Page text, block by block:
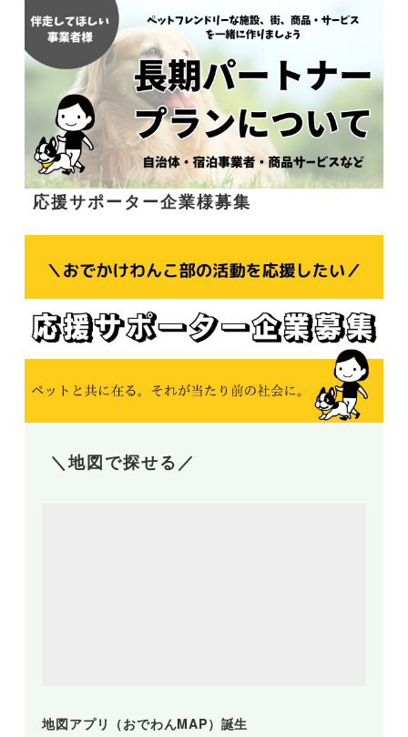
応援サポーター企業様募集
＼地図で探せる／
地図アプリ（おでわんMAP）誕生